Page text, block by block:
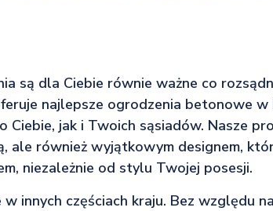
są dla Ciebie równie ważne co
najlepsze ogrodzenia betonowe w
Ciebie, jak i Twoich sąsiadów. Nasze
ale również wyjątkowym designem,
niezależnie od stylu Twojej posesji.
innych częściach kraju. Bez względu